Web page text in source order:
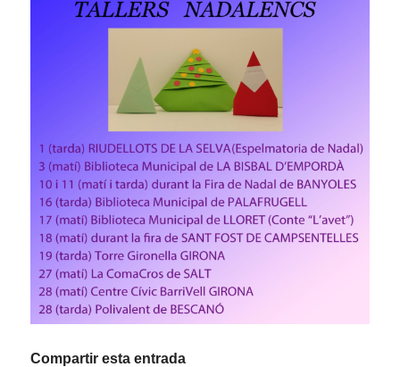
Compartir esta entrada